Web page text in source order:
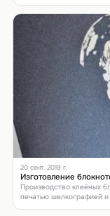
20 сент. 2019 г.
Изготовление
Производство клеёных
печатью шелкографией